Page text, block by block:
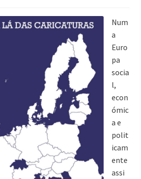
Num
a
Euro
pa
socia
l,
econ
ómic
a e
polit
icam
ente
assi